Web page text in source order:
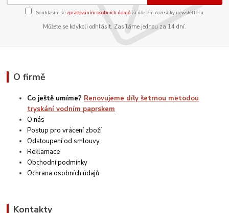
Souhlasím se zpracováním osobních údajůza účelem rozesílky newsletteru.
Můžete se kdykoli odhlásit. Zasíláme jednou za 14 dní.
O firmě
Co ještě umíme? Renovujeme díly šetrnou metodou
tryskání vodním paprskem
O nás
Postup pro vrácení zboží
Odstoupení od smlouvy
Reklamace
Obchodní podmínky
Ochrana osobních údajů
Kontakty